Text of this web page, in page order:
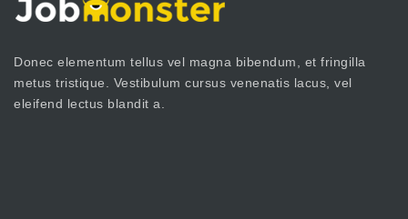
Donec elementum tellus vel magna bibendum, et fringilla
metus tristique. Vestibulum cursus venenatis lacus, vel
eleifend lectus blandit a.